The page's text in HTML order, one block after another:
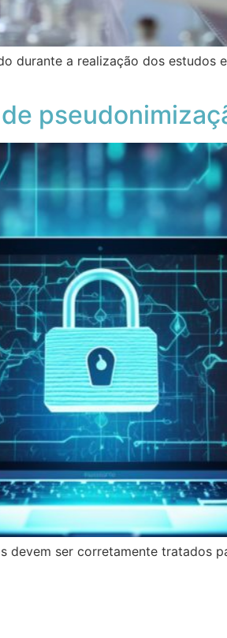
durante a realização dos estudos
ser corretamente tratados